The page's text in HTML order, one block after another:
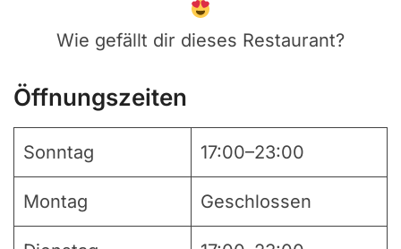
Wie gefällt dir dieses Restaurant?
Öffnungszeiten
Sonntag 17:00–23:00
Montag Geschlossen